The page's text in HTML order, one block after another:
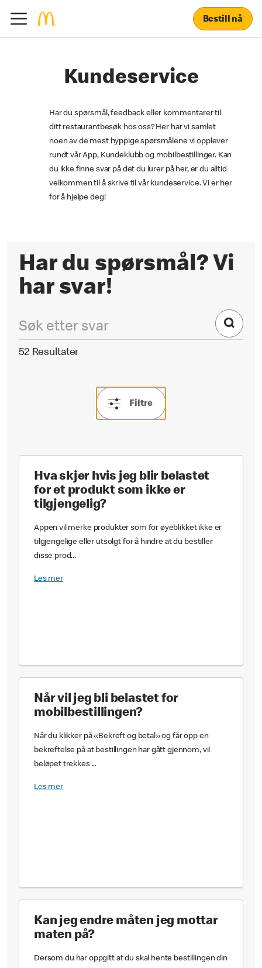
Bestill nå
Kundeservice
Har du spørsmål, feedback eller kommentarer til
ditt restaurantbesøk hos oss? Her har vi samlet
noen av de mest hyppige spørsmålene vi opplever
rundt vår App, Kundeklubb og mobilbestillinger. Kan
du ikke finne svar på det du lurer på her, er du alltid
velkommen til å skrive til vår kundeservice. Vi er her
for å hjelpe deg!
Har du spørsmål? Vi
har svar!
52 Resultater
Filtre
Hva skjer hvis jeg blir belastet
for et produkt som ikke er
tilgjengelig?
Appen vil merke produkter som for øyeblikket ikke er
tilgjengelige eller utsolgt for å hindre at du bestiller
disse prod...
Les mer
Når vil jeg bli belastet for
mobilbestillingen?
Når du klikker på «Bekreft og betal» og får opp en
bekreftelse på at bestillingen har gått gjennom, vil
beløpet trekkes ...
Les mer
Kan jeg endre måten jeg mottar
maten på?
Dersom du har oppgitt at du skal hente bestillingen din